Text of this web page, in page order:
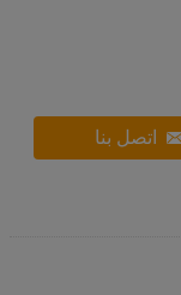
اتصل بنا